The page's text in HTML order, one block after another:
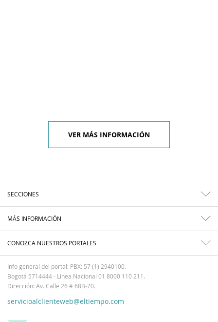
VER MÁS INFORMACIÓN
SECCIONES
MÁS INFORMACIÓN
CONOZCA NUESTROS PORTALES
Info general del portal: PBX: 57 (1) 2940100.
Bogotá 5714444 - Línea Nacional 01 8000 110 211.
Dirección: Av. Calle 26 # 68B-70.
servicioalclienteweb@eltiempo.com